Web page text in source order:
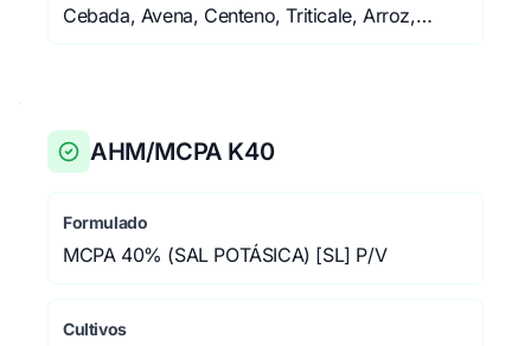
Cebada, Avena, Centeno, Triticale, Arroz,
AHM/MCPA K40
Formulado
MCPA 40% (SAL POTÁSICA) [SL] P/V
Cultivos